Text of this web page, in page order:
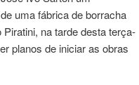
uma fábrica de borracha
na tarde desta terça-
planos de iniciar as obras